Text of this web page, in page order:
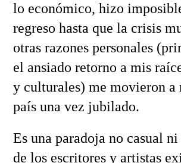
lo económico, hizo
regreso hasta que la crisis
otras razones personales
el ansiado retorno a mis
y culturales) me movieron a
país una vez jubilado.
Es una paradoja no casual
de los escritores y artistas